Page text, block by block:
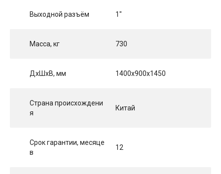
Выходной разъём 1"
Масса, кг 730
ДхШхВ, мм 1400x900x1450
Страна происхождени
я
Китай
Срок гарантии, месяце
в
12